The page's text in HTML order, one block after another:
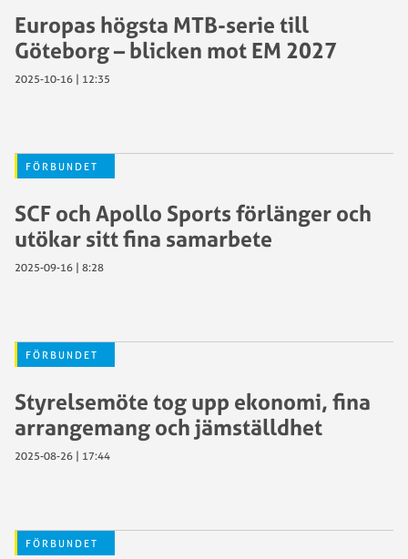
Europas högsta MTB-serie till
Göteborg – blicken mot EM 2027
2025-10-16 | 12:35
FÖRBUNDET
SCF och Apollo Sports förlänger och
utökar sitt fina samarbete
2025-09-16 | 8:28
FÖRBUNDET
Styrelsemöte tog upp ekonomi, fina
arrangemang och jämställdhet
2025-08-26 | 17:44
FÖRBUNDET